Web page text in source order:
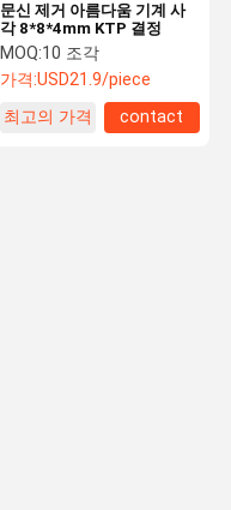
문신 제거 아름다움 기계 사
각 8*8*4mm KTP 결정
MOQ:10 조각
가격:USD21.9/piece
최고의 가격
contact